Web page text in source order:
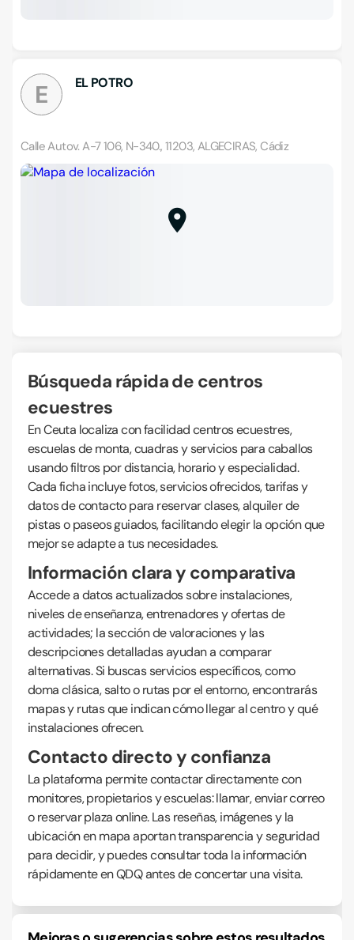
E EL POTRO
Calle Autov. A-7 106, N-340., 11203, ALGECIRAS, Cádiz
Búsqueda rápida de centros
ecuestres
En Ceuta localiza con facilidad centros ecuestres,
escuelas de monta, cuadras y servicios para caballos
usando filtros por distancia, horario y especialidad.
Cada ficha incluye fotos, servicios ofrecidos, tarifas y
datos de contacto para reservar clases, alquiler de
pistas o paseos guiados, facilitando elegir la opción que
mejor se adapte a tus necesidades.
Información clara y comparativa
Accede a datos actualizados sobre instalaciones,
niveles de enseñanza, entrenadores y ofertas de
actividades; la sección de valoraciones y las
descripciones detalladas ayudan a comparar
alternativas. Si buscas servicios específicos, como
doma clásica, salto o rutas por el entorno, encontrarás
mapas y rutas que indican cómo llegar al centro y qué
instalaciones ofrecen.
Contacto directo y confianza
La plataforma permite contactar directamente con
monitores, propietarios y escuelas: llamar, enviar correo
o reservar plaza online. Las reseñas, imágenes y la
ubicación en mapa aportan transparencia y seguridad
para decidir, y puedes consultar toda la información
rápidamente en QDQ antes de concertar una visita.